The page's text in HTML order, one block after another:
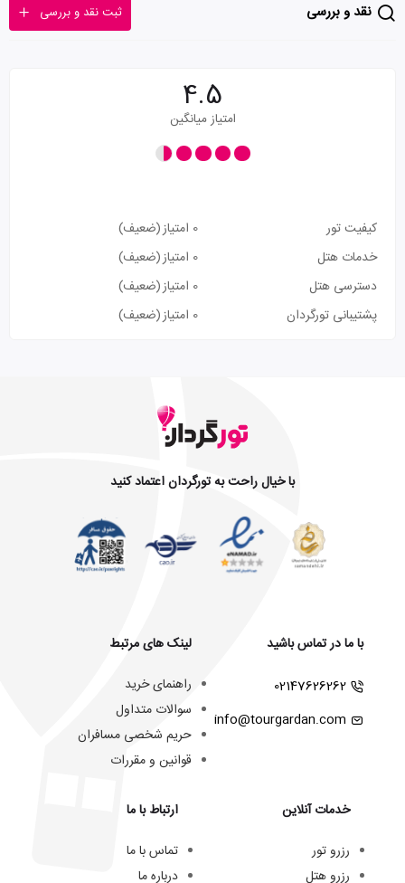
نقد و بررسی ثبت نقد و بررسی
4.5
امتیاز میانگین
کیفیت تور 0 امتیاز
(ضعیف)
خدمات هتل
0 امتیاز
(ضعیف)
دسترسی هتل
0 امتیاز
(ضعیف)
پشتیبانی تورگردان
0 امتیاز (ضعیف)
با خیال راحت به تورگردان اعتماد کنید
با ما در تماس باشید
02147626262
info@tourgardan.com
خدمات آنلاین
رزرو تور
رزرو هتل
لینک های مرتبط
راهنمای خرید
سوالات متداول
حریم شخصی مسافران
قوانین و مقررات
ارتباط با ما
تماس با ما
درباره ما